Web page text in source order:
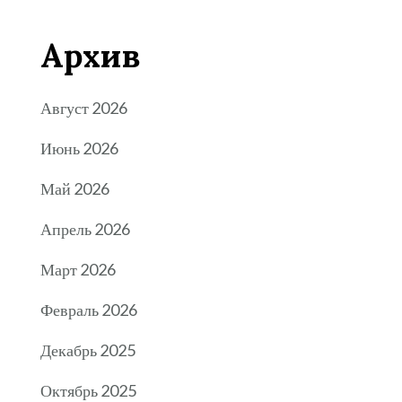
Архив
Август 2026
Июнь 2026
Май 2026
Апрель 2026
Март 2026
Февраль 2026
Декабрь 2025
Октябрь 2025